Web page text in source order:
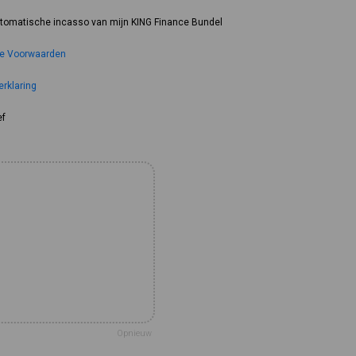
incasso van mijn KING Finance Bundel
Voorwaarden
Opnieuw